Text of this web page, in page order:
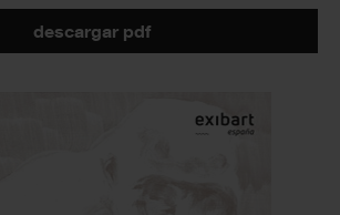
descargar pdf